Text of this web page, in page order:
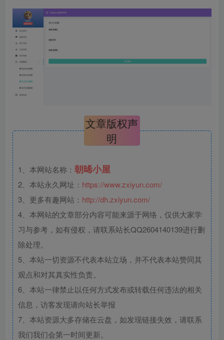
文章版权声
明
1、本网站名称： 朝晞小屋
2、本站永久网址： https://www.zxiyun.com/
3、更多有趣网站： http://dh.zxiyun.com/
4、本网站的文章部分内容可能来源于网络，仅供大家学
习与参考，如有侵权，请联系站长QQ2604140139进行删
除处理。
5、本站一切资源不代表本站立场，并不代表本站赞同其
观点和对其真实性负责。
6、本站一律禁止以任何方式发布或转载任何违法的相关
信息，访客发现请向站长举报
7、本站资源大多存储在云盘，如发现链接失效，请联系
我们我们会第一时间更新。